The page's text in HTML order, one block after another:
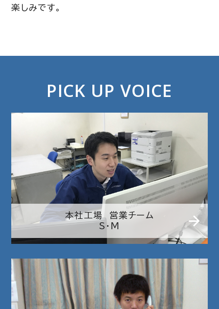
楽しみです。
PICK UP VOICE
本社工場 営業チーム
S・M